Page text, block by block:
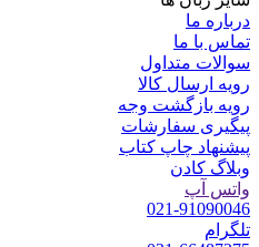
درباره ما
تماس با ما
سوالات متداول
رویه ارسال کالا
رویه بازگشت وجه
پیگیری سفارشات
پیشنهاد چاپ کتاب
وبلاگ کادن
واتس آپ
021-91090046
تلگرام